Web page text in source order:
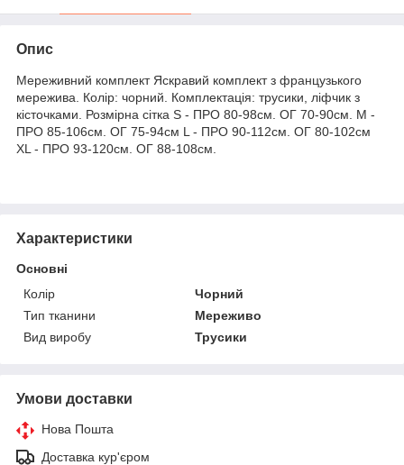
Опис
Мереживний комплект Яскравий комплект з французького
мережива. Колір: чорний. Комплектація: трусики, ліфчик з
кісточками. Розмірна сітка S - ПРО 80-98см. ОГ 70-90см. M -
ПРО 85-106см. ОГ 75-94см L - ПРО 90-112см. ОГ 80-102см
XL - ПРО 93-120см. ОГ 88-108см.
Характеристики
Основні
Колір
Чорний
Тип тканини
Мереживо
Вид виробу
Трусики
Умови доставки
Нова Пошта
Доставка кур'єром